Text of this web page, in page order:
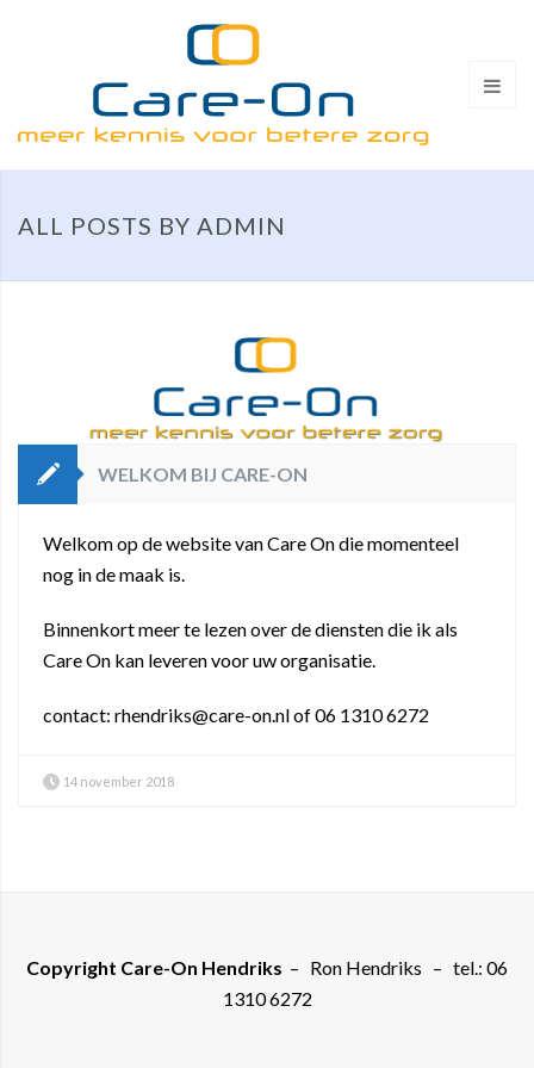
ALL POSTS BY ADMIN
WELKOM BIJ CARE-ON
Welkom op de website van Care On die momenteel
nog in de maak is.
Binnenkort meer te lezen over de diensten die ik als
Care On kan leveren voor uw organisatie.
contact: rhendriks@care-on.nl of 06 1310 6272
14 november 2018
Copyright Care-On Hendriks – Ron Hendriks – tel.: 06
1310 6272